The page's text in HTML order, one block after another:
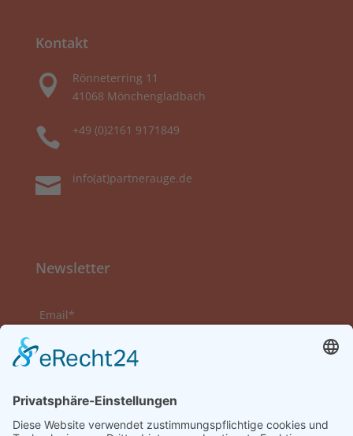
Kontakt

Rönneterring 11
41068 Mönchengladbach
 +49 (0)2161 9171849
 info(at)partnerauge.de
Newsletter
Email*